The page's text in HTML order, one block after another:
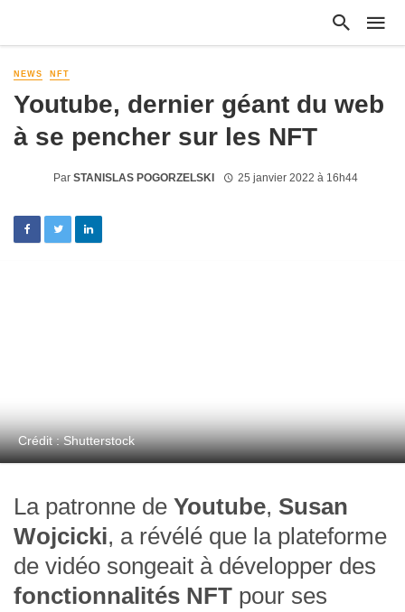
NEWS NFT
Youtube, dernier géant du web
à se pencher sur les NFT
Par STANISLAS POGORZELSKI 25 janvier 2022 à 16h44
Crédit : Shutterstock
La patronne de Youtube, Susan
Wojcicki, a révélé que la plateforme
de vidéo songeait à développer des
fonctionnalités NFT pour ses